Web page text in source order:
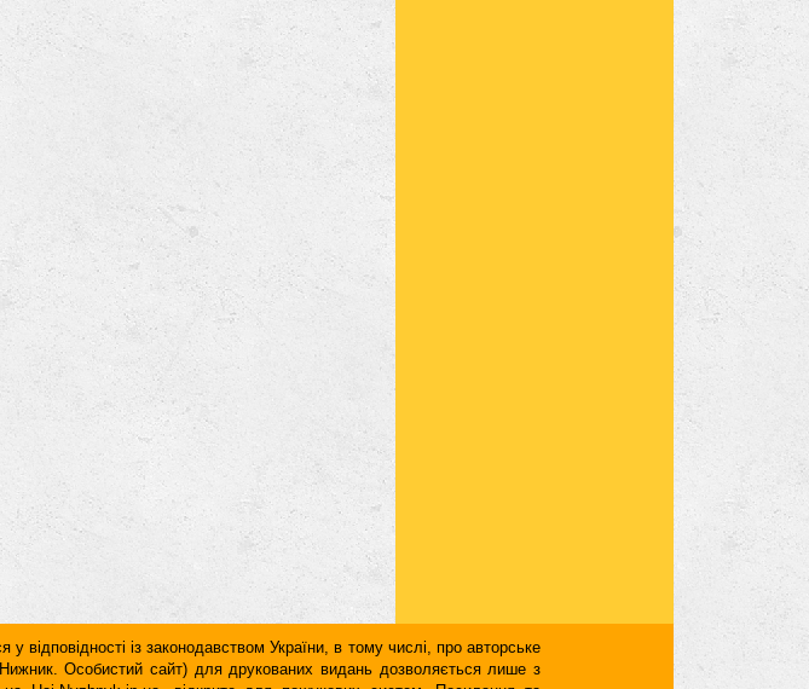
із законодавством України, в тому числі, про авторське
Особистий сайт) для друкованих видань дозволяється лише з
Hai-Nyzhnyk.in.ua, відкрите для пошукових систем. Посилання та